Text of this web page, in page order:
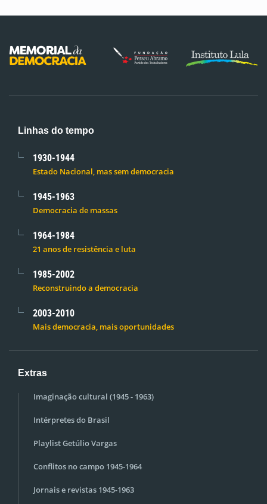
Linhas do tempo
1930-1944
Estado Nacional, mas sem democracia
1945-1963
Democracia de massas
1964-1984
21 anos de resistência e luta
1985-2002
Reconstruindo a democracia
2003-2010
Mais democracia, mais oportunidades
Extras
Imaginação cultural (1945 - 1963)
Intérpretes do Brasil
Playlist Getúlio Vargas
Conflitos no campo 1945-1964
Jornais e revistas 1945-1963